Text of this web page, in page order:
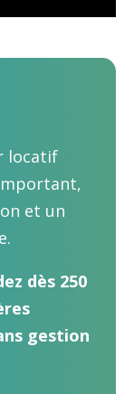
locatif
et un
dès 250
gestion